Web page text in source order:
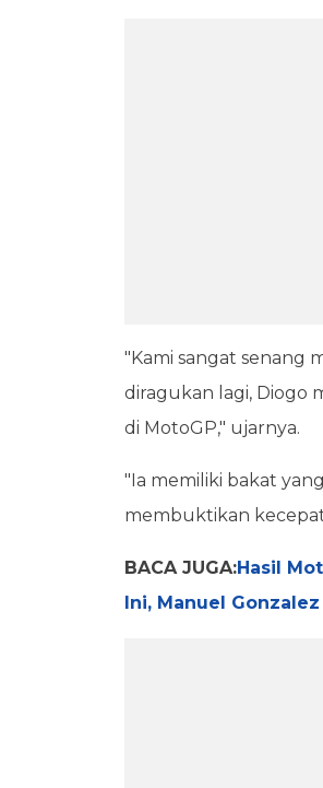
"Kami sangat senang
diragukan lagi, Diogo
di MotoGP," ujarnya.
"Ia memiliki bakat
membuktikan
BACA JUGA:Hasil
Ini, Manuel